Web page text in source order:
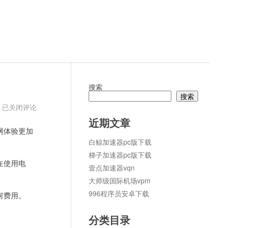
苹
速
免
费
网
已关闭评论
验更加
使用电
用。
搜索
搜索
近期文章
白鲸加速器pc版下载
梯子加速器pc版下载
壹点加速器vqn
大师级国际机场vpm
996程序员安卓下载
分类目录